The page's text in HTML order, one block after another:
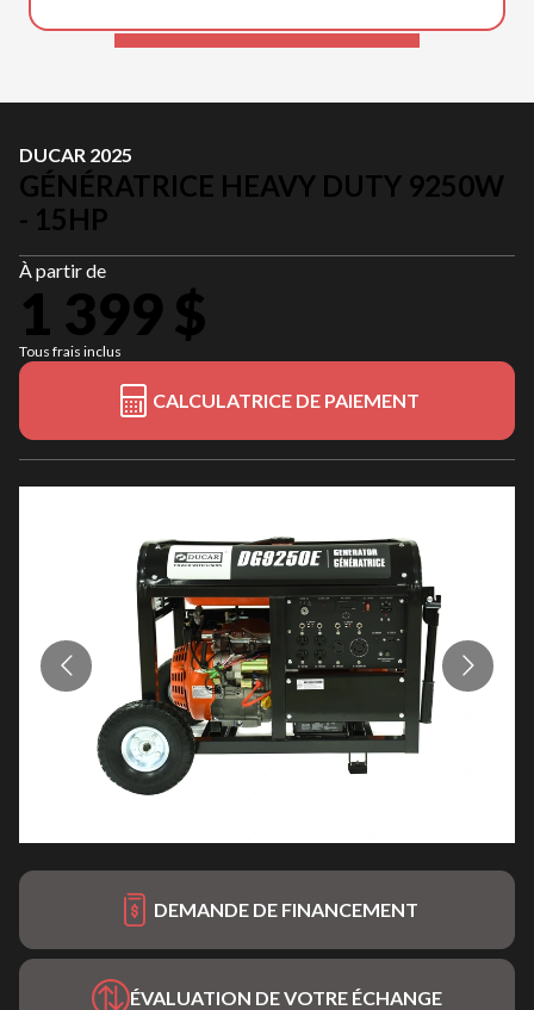
DUCAR 2025
GÉNÉRATRICE HEAVY DUTY 9250W
- 15HP
À partir de
1 399 $
Tous frais inclus
CALCULATRICE DE PAIEMENT
DEMANDE DE FINANCEMENT
ÉVALUATION DE VOTRE ÉCHANGE